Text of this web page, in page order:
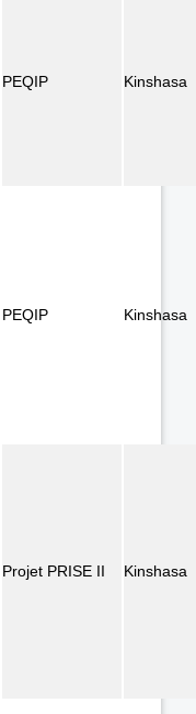
PEQIP Kinshasa
PEQIP Kinshasa
Projet PRISE II Kinshasa